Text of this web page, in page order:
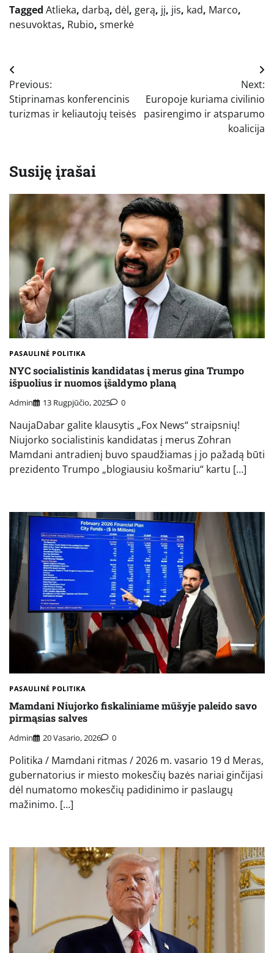
Tagged Atlieka, darbą, dėl, gerą, jį, jis, kad, Marco,
nesuvoktas, Rubio, smerkė
Navigacija
tarp
įrašų
Previous:
Stiprinamas konferencinis
turizmas ir keliautojų teisės
Next:
Europoje kuriama civilinio
pasirengimo ir atsparumo
koalicija
Susiję įrašai
PASAULINĖ POLITIKA
NYC socialistinis kandidatas į merus gina Trumpo
išpuolius ir nuomos įšaldymo planą
Admin 13 Rugpjūčio, 2025 0
NaujaDabar galite klausytis „Fox News“ straipsnių!
Niujorko socialistinis kandidatas į merus Zohran
Mamdani antradienį buvo spaudžiamas į jo pažadą būti
prezidento Trumpo „blogiausiu košmariu“ kartu […]
PASAULINĖ POLITIKA
Mamdani Niujorko fiskaliniame mūšyje paleido savo
pirmąsias salves
Admin 20 Vasario, 2026 0
Politika / Mamdani ritmas / 2026 m. vasario 19 d Meras,
gubernatorius ir miesto mokesčių bazės nariai ginčijasi
dėl numatomo mokesčių padidinimo ir paslaugų
mažinimo. […]